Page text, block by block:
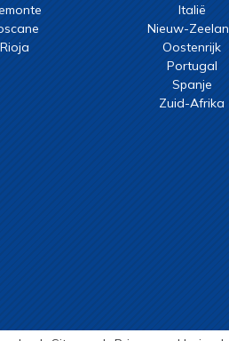
Rioja
Italië
Nieuw-
Oostenrijk
Portugal
Spanje
Zuid-Afrika